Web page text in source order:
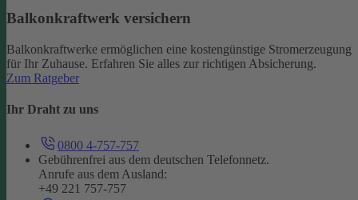
Balkonkraftwerk versichern
Balkonkraftwerke ermöglichen eine kostengünstige Stromerzeugung
für Ihr Zuhause. Erfahren Sie alles zur richtigen Absicherung.
Zum Ratgeber
Ihr Draht zu uns
0800 4-757-757
Gebührenfrei aus dem deutschen Telefonnetz.
Anrufe aus dem Ausland:
+49 221 757-757